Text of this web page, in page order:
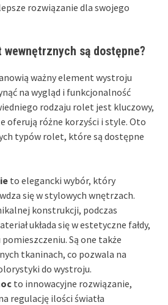
rozwiązanie dla swojego
są dostępne?
ważny element wystroju
na wygląd i funkcjonalność
rodzaju rolet jest kluczowy,
oferują różne korzyści i style. Oto
typów rolet, które są dostępne
to elegancki wybór, który
się w stylowych wnętrzach.
konstrukcji, podczas
układa się w estetyczne fałdy,
Są one także
tkaninach, co pozwala na
do wystroju.
to innowacyjne rozwiązanie,
regulację ilości światła